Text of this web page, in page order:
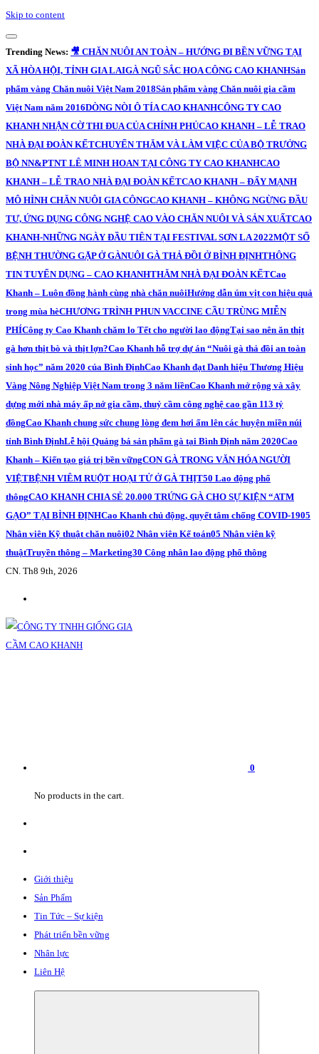
Skip to content
Trending News: 🎥 CHĂN NUÔI AN TOÀN – HƯỚNG ĐI BỀN VỮNG TẠI
XÃ HÒA HỘI, TỈNH GIA LAIGÀ NGŨ SẮC HOA CÔNG CAO KHANHSản
phẩm vàng Chăn nuôi Việt Nam 2018Sản phẩm vàng Chăn nuôi gia cầm
Việt Nam năm 2016DÒNG NÒI Ô TÍA CAO KHANHCÔNG TY CAO
KHANH NHẬN CỜ THI ĐUA CỦA CHÍNH PHỦCAO KHANH – LỄ TRAO
NHÀ ĐẠI ĐOÀN KẾTCHUYẾN THĂM VÀ LÀM VIỆC CỦA BỘ TRƯỞNG
BỘ NN&PTNT LÊ MINH HOAN TẠI CÔNG TY CAO KHANHCAO
KHANH – LỄ TRAO NHÀ ĐẠI ĐOÀN KẾTCAO KHANH – ĐẨY MẠNH
MÔ HÌNH CHĂN NUÔI GIA CÔNGCAO KHANH – KHÔNG NGỪNG ĐẦU
TƯ, ỨNG DỤNG CÔNG NGHỆ CAO VÀO CHĂN NUÔI VÀ SẢN XUẤTCAO
KHANH-NHỮNG NGÀY ĐẦU TIÊN TẠI FESTIVAL SƠN LA 2022MỘT SỐ
BỆNH THƯỜNG GẶP Ở GÀNUÔI GÀ THẢ ĐỒI Ở BÌNH ĐỊNHTHÔNG
TIN TUYỂN DỤNG – CAO KHANHTHĂM NHÀ ĐẠI ĐOÀN KẾTCao
Khanh – Luôn đồng hành cùng nhà chăn nuôiHướng dẫn úm vịt con hiệu quả
trong mùa hèCHƯƠNG TRÌNH PHUN VACCINE CẦU TRÙNG MIỄN
PHÍCông ty Cao Khanh chăm lo Tết cho người lao độngTại sao nên ăn thịt
gà hơn thịt bò và thịt lợn?Cao Khanh hỗ trợ dự án “Nuôi gà thả đồi an toàn
sinh học” năm 2020 của Bình ĐịnhCao Khanh đạt Danh hiệu Thương Hiệu
Vàng Nông Nghiệp Việt Nam trong 3 năm liềnCao Khanh mở rộng và xây
dựng mới nhà máy ấp nở gia cầm, thuỷ cầm công nghệ cao gần 113 tỷ
đồngCao Khanh chung sức chung lòng đem hơi ấm lên các huyện miền núi
tỉnh Bình ĐịnhLễ hội Quảng bá sản phẩm gà tại Bình Định năm 2020Cao
Khanh – Kiến tạo giá trị bền vữngCON GÀ TRONG VĂN HÓA NGƯỜI
VIỆTBỆNH VIÊM RUỘT HOẠI TỬ Ở GÀ THỊT50 Lao động phổ
thôngCAO KHANH CHIA SẺ 20.000 TRỨNG GÀ CHO SỰ KIỆN “ATM
GẠO” TẠI BÌNH ĐỊNHCao Khanh chủ động, quyết tâm chống COVID-1905
Nhân viên Kỹ thuật chăn nuôi02 Nhân viên Kế toán05 Nhân viên kỹ
thuậtTruyền thông – Marketing30 Công nhân lao động phổ thông
CN. Th8 9th, 2026
0
No products in the cart.
Giới thiệu
Sản Phẩm
Tin Tức – Sự kiện
Phát triển bền vững
Nhân lực
Liên Hệ